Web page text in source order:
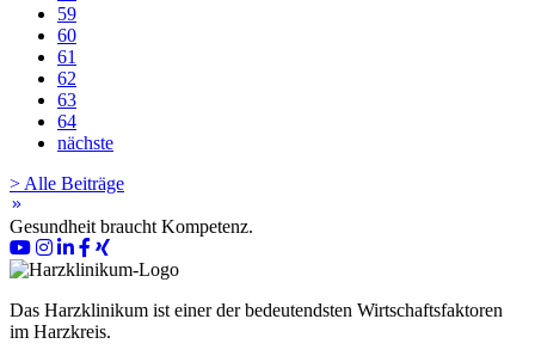
59
60
61
62
63
64
nächste
> Alle Beiträge
keyboard_double_arrow_right
Gesundheit braucht Kompetenz.
Das Harzklinikum ist einer der bedeutendsten Wirtschaftsfaktoren
im Harzkreis.